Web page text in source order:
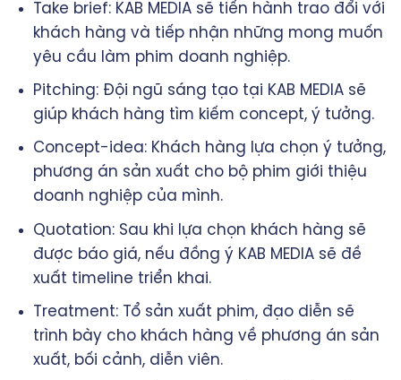
Take brief: KAB MEDIA sẽ tiến hành trao đổi với
khách hàng và tiếp nhận những mong muốn
yêu cầu làm phim doanh nghiệp.
Pitching: Đội ngũ sáng tạo tại KAB MEDIA sẽ
giúp khách hàng tìm kiếm concept, ý tưởng.
Concept-idea: Khách hàng lựa chọn ý tưởng,
phương án sản xuất cho bộ phim giới thiệu
doanh nghiệp của mình.
Quotation: Sau khi lựa chọn khách hàng sẽ
được báo giá, nếu đồng ý KAB MEDIA sẽ đề
xuất timeline triển khai.
Treatment: Tổ sản xuất phim, đạo diễn sẽ
trình bày cho khách hàng về phương án sản
xuất, bối cảnh, diễn viên.